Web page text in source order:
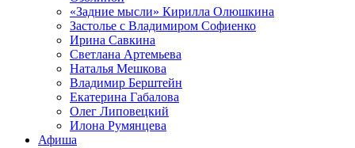
«Задние мысли» Кирилла Олюшкина
Застолье с Владимиром Софиенко
Ирина Савкина
Светлана Артемьева
Наталья Мешкова
Владимир Берштейн
Екатерина Габалова
Олег Липовецкий
Илона Румянцева
Афиша